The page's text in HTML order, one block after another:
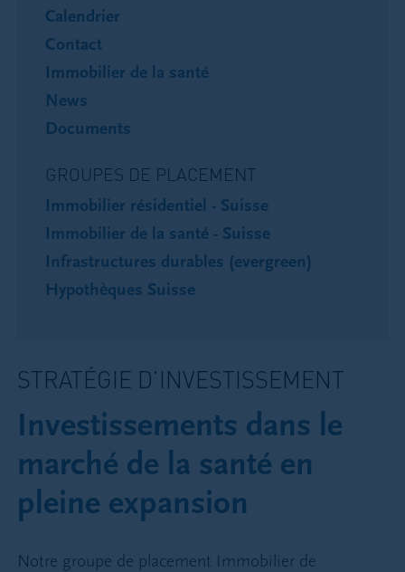
STRATÉGIE D’INVESTISSEMENT
Investissements dans le
marché de la santé en
pleine expansion
Notre groupe de placement Immobilier de
Calendrier
Contact
Immobilier de la santé
News
Documents
GROUPES DE PLACEMENT
Immobilier résidentiel - Suisse
Immobilier de la santé - Suisse
Infrastructures durables (evergreen)
Hypothèques Suisse